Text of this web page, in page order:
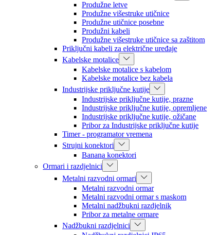
Produžne letve
Produžne višestruke utičnice
Produžne utičnice posebne
Produžni kabeli
Produžne višestruke utičnice sa zaštitom
Priključni kabeli za električne uređaje
Kabelske motalice
Kabelske motalice s kabelom
Kabelske motalice bez kabela
Industrijske priključne kutije
Industrijske priključne kutije, prazne
Industrijske priključne kutije, opremljene
Industrijske priključne kutije, ožičane
Pribor za Industrijske priključne kutije
Timer - programator vremena
Strujni konektori
Banana konektori
Ormari i razdjelnici
Metalni razvodni ormari
Metalni razvodni ormar
Metalni razvodni ormar s maskom
Metalni nadžbukni razdjelnik
Pribor za metalne ormare
Nadžbukni razdjelnici